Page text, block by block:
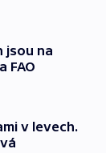
jsou na
FAO
v levech.